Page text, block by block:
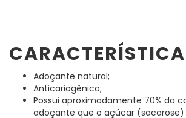
Adoçante natural;
Anticariogênico;
Possui aproximadamente 70% da
adoçante que o açúcar